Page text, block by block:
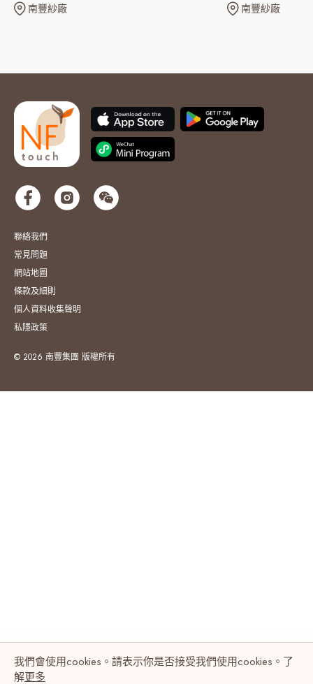
南豐紗廠 南豐紗廠
聯絡我們
常見問題
網站地圖
條款及細則
個人資料收集聲明
私隱政策
© 2026 南豐集團 版權所有
我們會使用cookies。請表示你是否接受我們使用cookies。了
解更多